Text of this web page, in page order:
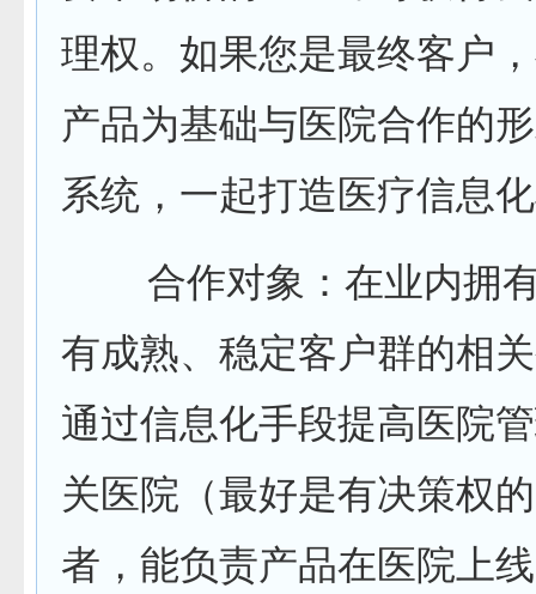
理权。如果您是最终客户
产品为基础与医院合作的
系统，一起打造医疗信息
合作对象：在业内拥有
有成熟、稳定客户群的相
通过信息化手段提高医院
关医院（最好是有决策权
者，能负责产品在医院上